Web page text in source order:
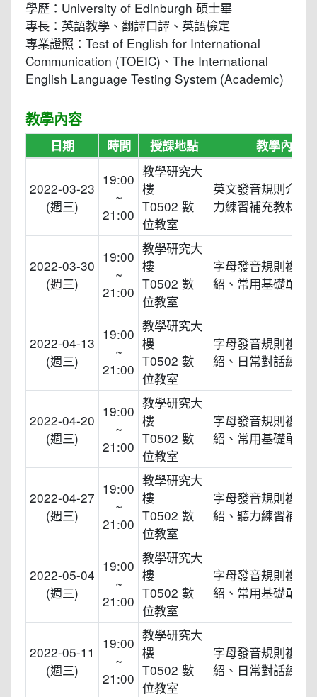
學歷：University of Edinburgh 碩士畢
專長：英語教學、翻譯口譯、英語檢定
專業證照：Test of English for International
Communication (TOEIC)、The International
English Language Testing System (Academic)
教學內容
日期 時間 授課地點 教學內容
2022-03-23
(週三)
19:00
~
21:00
教學研究大
樓
T0502 數
位教室
英文發音規則介紹
力練習補充教材
2022-03-30
(週三)
19:00
~
21:00
教學研究大
樓
T0502 數
位教室
字母發音規則複習
紹、常用基礎單字
2022-04-13
(週三)
19:00
~
21:00
教學研究大
樓
T0502 數
位教室
字母發音規則複習
紹、日常對話練習
2022-04-20
(週三)
19:00
~
21:00
教學研究大
樓
T0502 數
位教室
字母發音規則複習
紹、常用基礎單字
2022-04-27
(週三)
19:00
~
21:00
教學研究大
樓
T0502 數
位教室
字母發音規則複習
紹、聽力練習補充
2022-05-04
(週三)
19:00
~
21:00
教學研究大
樓
T0502 數
位教室
字母發音規則複習
紹、常用基礎單字
2022-05-11
(週三)
19:00
~
21:00
教學研究大
樓
T0502 數
位教室
字母發音規則複習
紹、日常對話練習